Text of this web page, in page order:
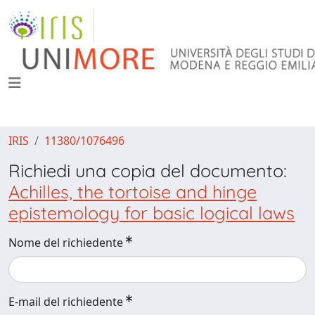
IRIS 11380/1076496
Richiedi una copia del documento:
Achilles, the tortoise and hinge
epistemology for basic logical laws
Nome del richiedente
E-mail del richiedente